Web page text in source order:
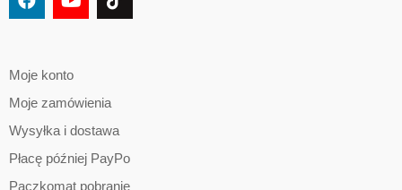
Moje konto
Moje zamówienia
Wysyłka i dostawa
Płacę później PayPo
Paczkomat pobranie